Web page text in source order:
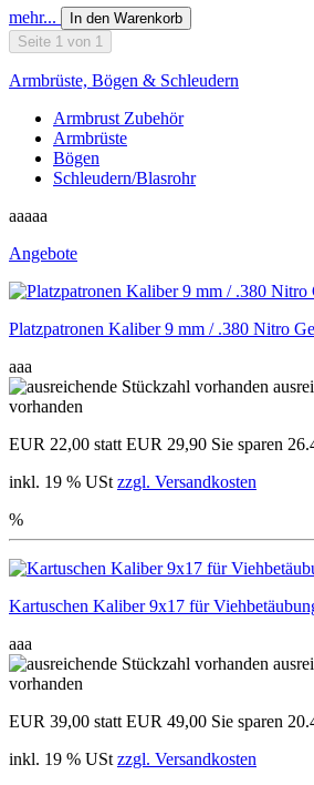
mehr...
In den Warenkorb
Seite 1 von 1
Armbrüste, Bögen & Schleudern
Armbrust Zubehör
Armbrüste
Bögen
Schleudern/Blasrohr
aaaaa
Angebote
Platzpatronen Kaliber 9 mm / .380 Nitro
aaa
vorhanden
EUR 22,00 statt EUR 29,90 Sie sparen
inkl. 19 % USt zzgl. Versandkosten
%
Kartuschen Kaliber 9x17 für
aaa
vorhanden
EUR 39,00 statt EUR 49,00 Sie sparen
inkl. 19 % USt zzgl. Versandkosten